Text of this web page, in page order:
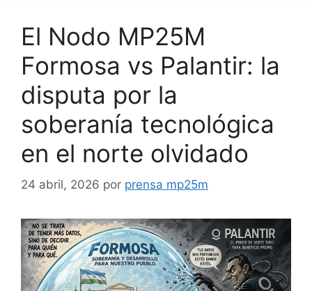
El Nodo MP25M
Formosa vs Palantir: la
disputa por la
soberanía tecnológica
en el norte olvidado
24 abril, 2026 por prensa mp25m